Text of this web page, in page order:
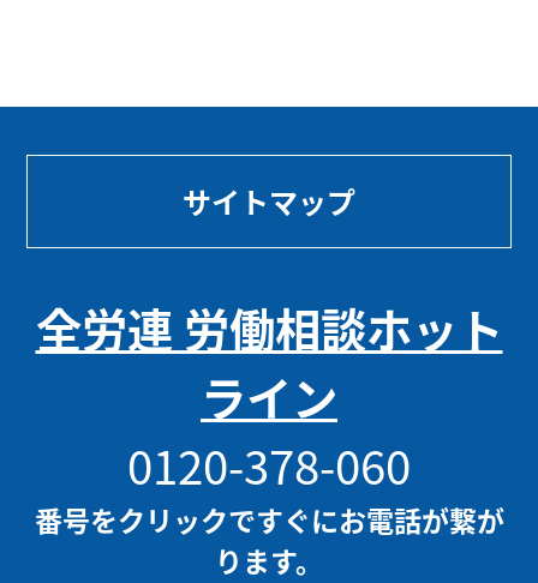
サイトマップ
全労連 労働相談ホット
ライン
0120-378-060
番号をクリックですぐにお電話が繋が
ります。